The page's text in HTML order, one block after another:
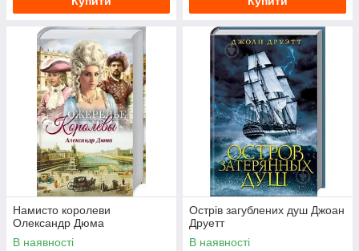
Намисто королеви
Олександр Дюма
В наявності
Острів загублених душ Джоан
Друетт
В наявності